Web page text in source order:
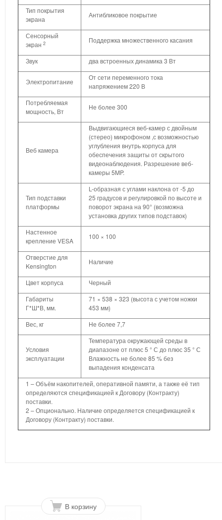
Тип покрытия
экрана
Антибликовое покрытие
Сенсорный
экран 2 Поддержка множественного касания
Звук два встроенных динамика 3 Вт
Электропитание
От сети переменного тока
напряжением 220 В
Потребляемая
мощность, Вт
Не более 300
Веб камера
Выдвигающиеся веб-камер с двойным
(стерео) микрофоном ,с возможностью
углубления внутрь корпуса для
обеспечения защиты от скрытого
видеонаблюдения. Разрешение веб-
камеры 5MP.
Тип подставки
платформы
L-образная с углами наклона от -5 до
25 градусов и регулировкой по высоте и
поворот экрана на 90° (возможна
установка других типов подставок)
Настенное
крепление VESA
100 × 100
Отверстие для
Kensington
Наличие
Цвет корпуса
Черный
Габариты
Г*Ш*В, мм.
71 × 538 × 323 (высота с учетом ножки
453 мм)
Вес, кг
Не более 7,7
Условия
эксплуатации
Температура окружающей среды в
диапазоне от плюс 5 ° С до плюс 35 ° С
Влажность не более 85 % без
выпадения конденсата
1 – Объём накопителей, оперативной памяти, а также её тип
определяются спецификацией к Договору (Контракту)
поставки.
2 – Опционально. Наличие определяется спецификацией к
Договору (Контракту) поставки.
В корзину